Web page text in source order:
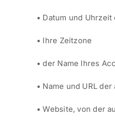
• Datum und
• Ihre Zeitzone
• der Name Ihres
• Name und URL
• Website, von der